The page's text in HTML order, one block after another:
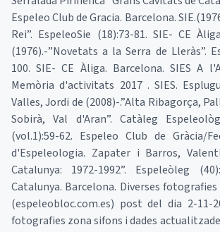
Espeleo Club de Gracia. Barcelona.
Rei”. EspeleoSie (18):73-81. SIE- CE
(1976).-”Novetats a la Serra de Lleràs”.
100. SIE- CE Àliga. Barcelona. SIES A
Memòria d'activitats 2017 . SIES.
Valles, Jordi de (2008)-.”Alta Ribagorça,
Sobirà, Val d'Aran”. Catàleg
(vol.1):59-62. Espeleo Club de Gràcia/
d'Espeleologia. Zapater i Barros,
Catalunya: 1972-1992”. Espeleòleg
Catalunya. Barcelona. Diverses
(espeleobloc.com.es) post del dia 2-11-
fotografies zona sifons i dades